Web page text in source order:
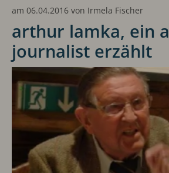
Ausstellungen
Veranstaltungen
Kunsthaus
Haus Bonatz
Archiv
am 06.04.2016 von Irmela Fischer
arthur lamka, ein
journalist erzählt